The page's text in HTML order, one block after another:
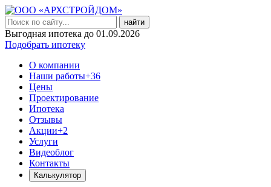
найти
Выгодная ипотека до 01.09.2026
Подобрать ипотеку
О компании
Наши работы+36
Цены
Проектирование
Ипотека
Отзывы
Акции+2
Услуги
Видеоблог
Контакты
Калькулятор